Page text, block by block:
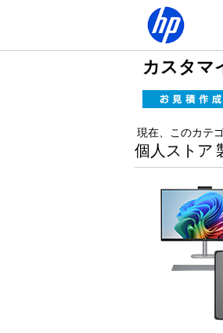
カスタマ
現在、このカテ
個人ストア